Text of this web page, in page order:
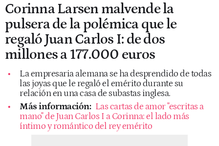
Corinna Larsen malvende la
pulsera de la polémica que le
regaló Juan Carlos I: de dos
millones a 177.000 euros
La empresaria alemana se ha desprendido de todas
las joyas que le regaló el emérito durante su
relación en una casa de subastas inglesa.
Más información: Las cartas de amor "escritas a
mano" de Juan Carlos I a Corinna: el lado más
íntimo y romántico del rey emérito